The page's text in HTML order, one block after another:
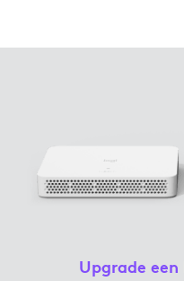
Upgrade